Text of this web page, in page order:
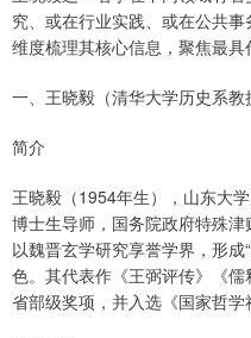
究、或在行业实践、或在公共
维度梳理其核心信息，聚焦最具
一、王晓毅（清华大学历史系
简介
王晓毅（1954年生），山东大
博士生导师，国务院政府特殊
以魏晋玄学研究享誉学界，形
色。其代表作《王弼评传》《
省部级奖项，并入选《国家哲学